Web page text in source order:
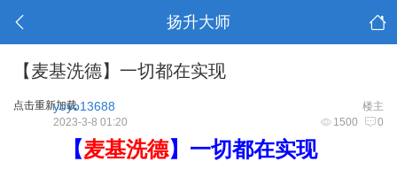
扬升大师
【麦基洗德】一切都在实现
点击重新加载 楼主
yoyo13688
1500 0
2023-3-8 01:20
【麦基洗德】一切都在实现